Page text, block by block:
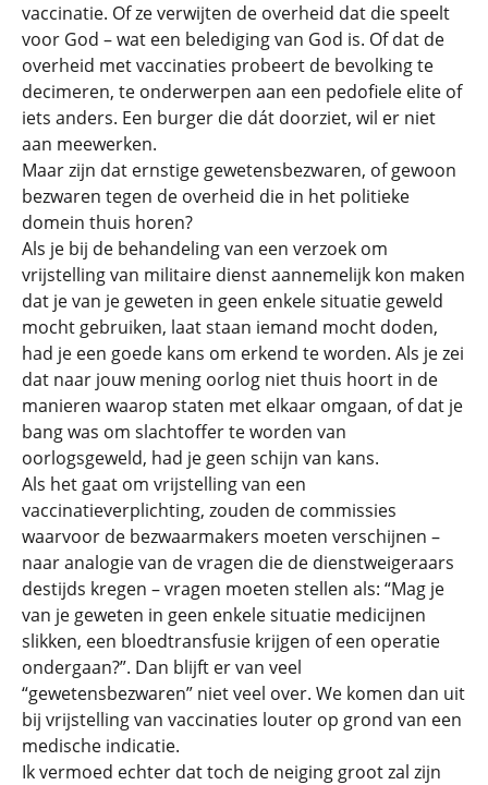
vaccinatie. Of ze verwijten de overheid dat die speelt
voor God – wat een belediging van God is. Of dat de
overheid met vaccinaties probeert de bevolking te
decimeren, te onderwerpen aan een pedofiele elite of
iets anders. Een burger die dát doorziet, wil er niet
aan meewerken.
Maar zijn dat ernstige gewetensbezwaren, of gewoon
bezwaren tegen de overheid die in het politieke
domein thuis horen?
Als je bij de behandeling van een verzoek om
vrijstelling van militaire dienst aannemelijk kon maken
dat je van je geweten in geen enkele situatie geweld
mocht gebruiken, laat staan iemand mocht doden,
had je een goede kans om erkend te worden. Als je zei
dat naar jouw mening oorlog niet thuis hoort in de
manieren waarop staten met elkaar omgaan, of dat je
bang was om slachtoffer te worden van
oorlogsgeweld, had je geen schijn van kans.
Als het gaat om vrijstelling van een
vaccinatieverplichting, zouden de commissies
waarvoor de bezwaarmakers moeten verschijnen –
naar analogie van de vragen die de dienstweigeraars
destijds kregen – vragen moeten stellen als: “Mag je
van je geweten in geen enkele situatie medicijnen
slikken, een bloedtransfusie krijgen of een operatie
ondergaan?”. Dan blijft er van veel
“gewetensbezwaren” niet veel over. We komen dan uit
bij vrijstelling van vaccinaties louter op grond van een
medische indicatie.
Ik vermoed echter dat toch de neiging groot zal zijn